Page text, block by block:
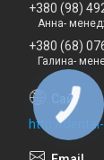
+380 (98)
Анна-
+380 (68)
Галина-
http://